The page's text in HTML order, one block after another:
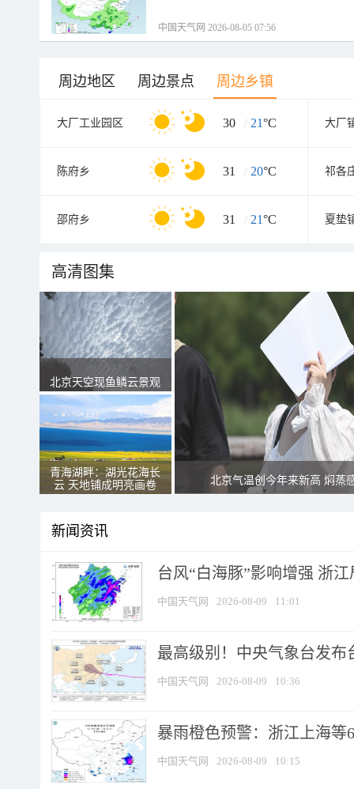
中国天气网 2026-08-05 07:56
周边地区 周边景点 周边乡镇
大厂工业园区 30 / 21°C 大厂
陈府乡 31 / 20°C 祁各
邵府乡 31 / 21°C 夏垫
高清图集
北京天空现鱼鳞云景观
青海湖畔：湖光花海长
云 天地铺成明亮画卷
北京气温创今年来新高 焖蒸
新闻资讯
台风“白海豚”影响增强 浙
中国天气网 2026-08-09 11:01
最高级别！中央气象台发布
中国天气网 2026-08-09 10:36
暴雨橙色预警：浙江上海等
中国天气网 2026-08-09 10:15